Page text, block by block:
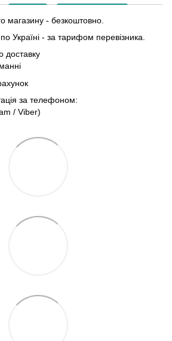
магазину - безкоштовно.
Україні - за тарифом перевізника.
доставку
за телефоном:
/ Viber)